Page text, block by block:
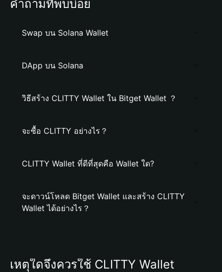
คำถามที่พบบ่อย
Swap บน Solana Wallet
DApp บน Solana
วิธีสร้าง CLITTY Wallet ใน Bitget Wallet ？
จะซื้อ CLITTY อย่างไร？
CLITTY Wallet ที่ดีที่สุดคือ Wallet ใด?
จะดาวน์โหลด Bitget Wallet และสร้าง CLITTY
Wallet ได้อย่างไร？
เหตุใดจึงควรใช้ CLITTY Wallet